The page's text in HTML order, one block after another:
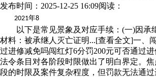
发布时间：2025-12-25 16:09阅读：
2021年8
以下是常见景象及对应手续：(一)因承
材料：被承继人灭亡证明...[查看全文]一、
过进修减免吗闯红灯6分罚200元可否通过
法令条目对各阶段时限做出了明白界定。
段的时限及案件复杂程度，但罚款无法通